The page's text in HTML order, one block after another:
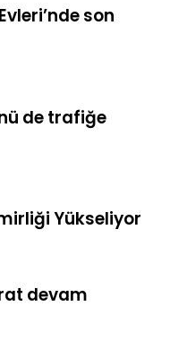
son
de trafiğe
Yükseliyor
devam